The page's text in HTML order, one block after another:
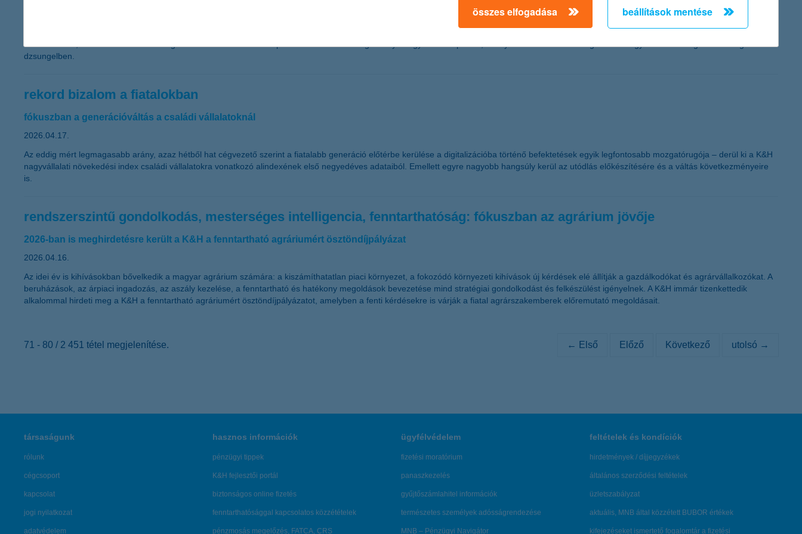
Az online térben ma már nemcsak információk, hanem folyamatos vásárlási ingerek is érik a gyerekeket: akciók, előfizetések, játékokon belüli ajánlatok és villámgyors rendelési lehetőségek csábítják
okos vásárlás, a családi előfizetések átgondolt használata és az impulzusköltések visszafogása olyan egyszerű alapelvek, amelyek hosszú távon is segíthetnek a gyerekeknek eligazodni a digitális
dzsungelben.
rekord bizalom a fiatalokban
fókuszban a generációváltás a családi vállalatoknál
2026.04.17.
Az eddig mért legmagasabb arány, azaz hétből hat cégvezető szerint a fiatalabb generáció előtérbe kerülése a digitalizációba történő befektetések egyik legfontosabb mozgatórugója – derül ki a K&H
nagyvállalati növekedési index családi vállalatokra vonatkozó alindexének első negyedéves adataiból. Emellett egyre nagyobb hangsúly kerül az utódlás előkészítésére és a váltás következményeire
is.
rendszerszintű gondolkodás, mesterséges intelligencia, fenntarthatóság: fókuszban az agrárium jövője
2026-ban is meghirdetésre került a K&H a fenntartható agráriumért ösztöndíjpályázat
2026.04.16.
Az idei év is kihívásokban bővelkedik a magyar agrárium számára: a kiszámíthatatlan piaci környezet, a fokozódó környezeti kihívások új kérdések elé állítják a gazdálkodókat és agrárvállalkozókat. A
beruházások, az árpiaci ingadozás, az aszály kezelése, a fenntartható és hatékony megoldások bevezetése mind stratégiai gondolkodást és felkészülést igényelnek. A K&H immár tizenkettedik
alkalommal hirdeti meg a K&H a fenntartható agráriumért ösztöndíjpályázatot, amelyben a fenti kérdésekre is várják a fiatal agrárszakemberek előremutató megoldásait.
71 - 80 / 2 451 tétel megjelenítése. ← Első Előző Következő utolsó →
társaságunk
rólunk
cégcsoport
kapcsolat
jogi nyilatkozat
adatvédelem
hasznos információk
pénzügyi tippek
K&H fejlesztői portál
biztonságos online fizetés
fenntarthatósággal kapcsolatos közzétételek
pénzmosás megelőzés, FATCA, CRS
ügyfélvédelem
fizetési moratórium
panaszkezelés
gyűjtőszámlahitel információk
természetes személyek adósságrendezése
MNB – Pénzügyi Navigátor
feltételek és kondíciók
hirdetmények / díjjegyzékek
általános szerződési feltételek
üzletszabályzat
aktuális, MNB által közzétett BUBOR értékek
kifejezéseket ismertető fogalomtár a fizetési
összes elfogadása beállítások mentése